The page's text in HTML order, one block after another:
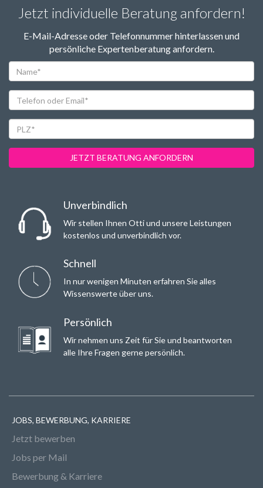
Jetzt individuelle Beratung anfordern!
E-Mail-Adresse oder Telefonnummer hinterlassen und
persönliche Expertenberatung anfordern.
oder
Email*
JETZT BERATUNG ANFORDERN
Unverbindlich
Wir stellen Ihnen Otti und unsere Leistungen
kostenlos und unverbindlich vor.
Schnell
In nur wenigen Minuten erfahren Sie alles
Wissenswerte über uns.
Persönlich
Wir nehmen uns Zeit für Sie und beantworten
alle Ihre Fragen gerne persönlich.
JOBS, BEWERBUNG, KARRIERE
Jetzt bewerben
Jobs per Mail
Bewerbung & Karriere